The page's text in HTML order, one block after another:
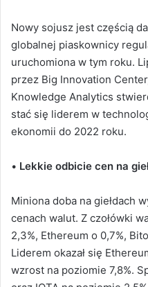
Nowy sojusz jest częścią
globalnej piaskownicy
uruchomiona w tym roku.
przez Big Innovation
Knowledge Analytics
stać się liderem w
ekonomii do 2022 roku.
• Lekkie odbicie cen na
Miniona doba na giełdach
cenach walut. Z czołówki
2,3%, Ethereum o 0,7%,
Liderem okazał się
wzrost na poziomie 7,8%.